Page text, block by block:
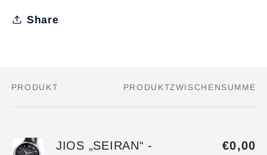
Share
Dein
PRODUKT PRODUKTZWISCHENSUMME
JIOS „SEIRAN“ -
€0,00